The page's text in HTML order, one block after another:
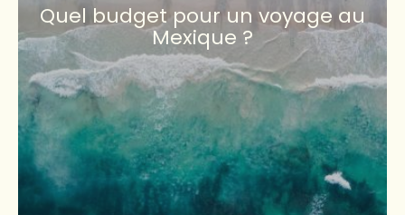
Quel budget pour un voyage au
Mexique ?